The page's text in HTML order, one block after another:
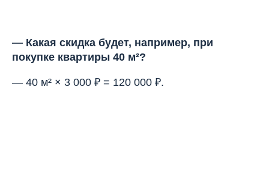
— Какая скидка будет, например, при
покупке квартиры 40 м²?
— 40 м² × 3 000 ₽ = 120 000 ₽.